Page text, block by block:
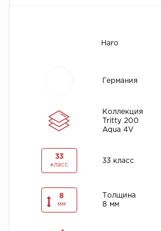
Haro
Германия
Коллекция
Tritty 200
Aqua 4V
33
класс
33 класс
8
мм
Толщина
8 мм